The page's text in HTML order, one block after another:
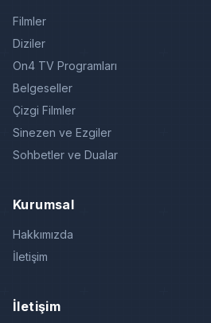
Filmler
Diziler
On4 TV Programları
Belgeseller
Çizgi Filmler
Sinezen ve Ezgiler
Sohbetler ve Dualar
Kurumsal
Hakkımızda
İletişim
İletişim